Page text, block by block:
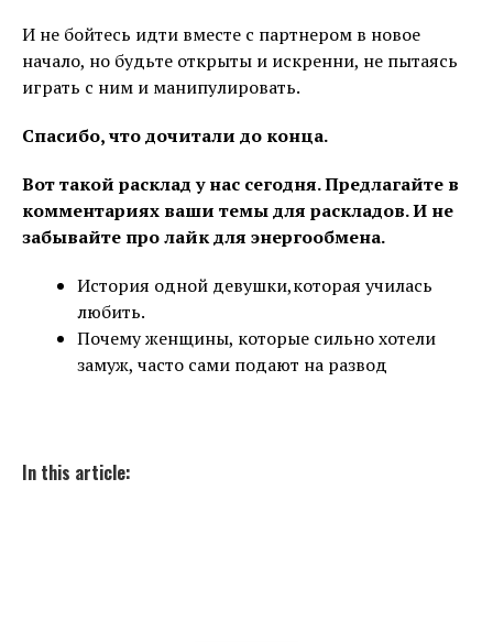
И не бойтесь идти вместе с партнером в новое
начало, но будьте открыты и искренни, не пытаясь
играть с ним и манипулировать.
Спасибо, что дочитали до конца.
Вот такой расклад у нас сегодня. Предлагайте в
комментариях ваши темы для раскладов. И не
забывайте про лайк для энергообмена.
История одной девушки,которая училась
любить.
Почему женщины, которые сильно хотели
замуж, часто сами подают на развод
In this article: